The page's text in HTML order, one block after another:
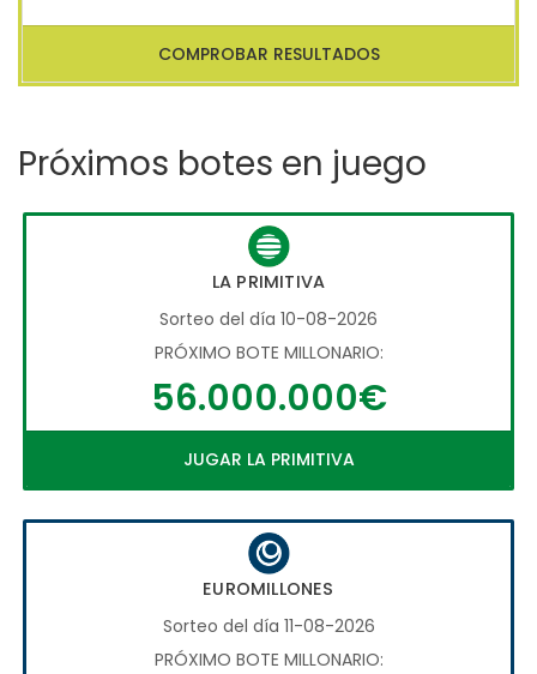
COMPROBAR RESULTADOS
Próximos botes en juego
LA PRIMITIVA
Sorteo del día 10-08-2026
PRÓXIMO BOTE MILLONARIO:
56.000.000€
JUGAR LA PRIMITIVA
EUROMILLONES
Sorteo del día 11-08-2026
PRÓXIMO BOTE MILLONARIO: